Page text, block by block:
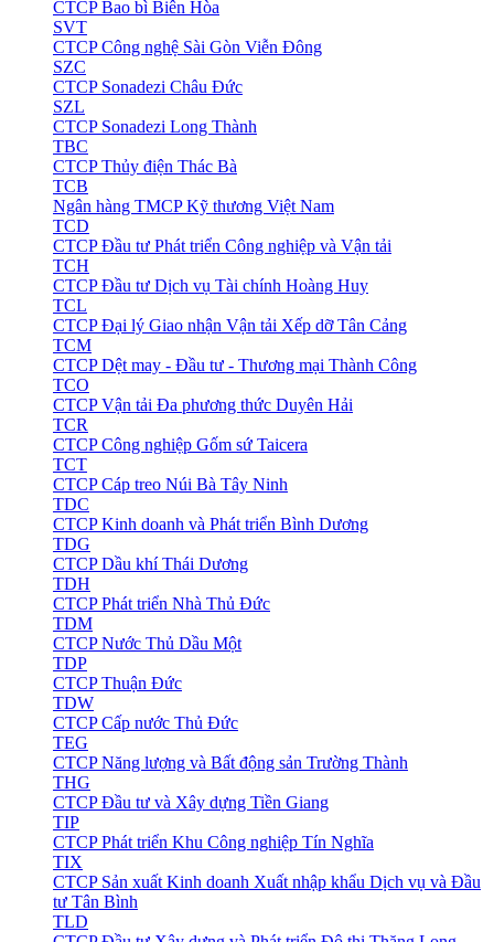
CTCP Bao bì Biên Hòa
SVT
CTCP Công nghệ Sài Gòn Viễn Đông
SZC
CTCP Sonadezi Châu Đức
SZL
CTCP Sonadezi Long Thành
TBC
CTCP Thủy điện Thác Bà
TCB
Ngân hàng TMCP Kỹ thương Việt Nam
TCD
CTCP Đầu tư Phát triển Công nghiệp và Vận tải
TCH
CTCP Đầu tư Dịch vụ Tài chính Hoàng Huy
TCL
CTCP Đại lý Giao nhận Vận tải Xếp dỡ Tân Cảng
TCM
CTCP Dệt may - Đầu tư - Thương mại Thành Công
TCO
CTCP Vận tải Đa phương thức Duyên Hải
TCR
CTCP Công nghiệp Gốm sứ Taicera
TCT
CTCP Cáp treo Núi Bà Tây Ninh
TDC
CTCP Kinh doanh và Phát triển Bình Dương
TDG
CTCP Dầu khí Thái Dương
TDH
CTCP Phát triển Nhà Thủ Đức
TDM
CTCP Nước Thủ Dầu Một
TDP
CTCP Thuận Đức
TDW
CTCP Cấp nước Thủ Đức
TEG
CTCP Năng lượng và Bất động sản Trường Thành
THG
CTCP Đầu tư và Xây dựng Tiền Giang
TIP
CTCP Phát triển Khu Công nghiệp Tín Nghĩa
TIX
CTCP Sản xuất Kinh doanh Xuất nhập khẩu Dịch vụ và Đầu
tư Tân Bình
TLD